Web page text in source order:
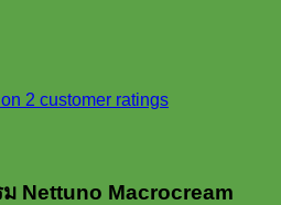
2 customer ratings
Nettuno Macrocream